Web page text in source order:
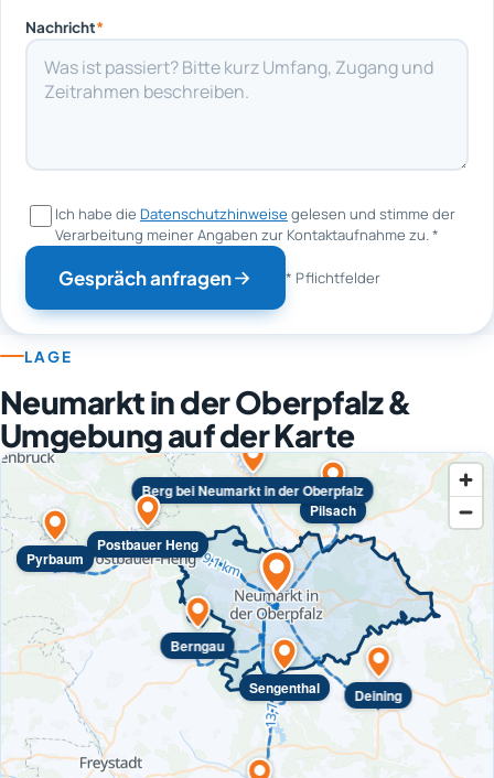
Nachricht*
Ich habe die Datenschutzhinweise gelesen und stimme der
Verarbeitung meiner Angaben zur Kontaktaufnahme zu.*
Gespräch anfragen * Pflichtfelder
LAGE
Neumarkt in der Oberpfalz &
Umgebung auf der Karte
Berngau
Sengenthal
Pilsach
Berg bei Neumarkt in der Oberpfalz
Postbauer Heng
Deining
Pyrbaum